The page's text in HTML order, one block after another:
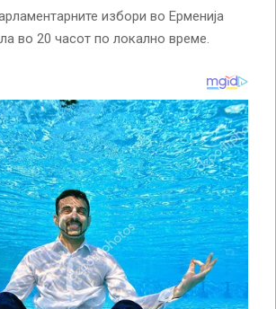
избори во Ерменија
во 20 часот по локално време.